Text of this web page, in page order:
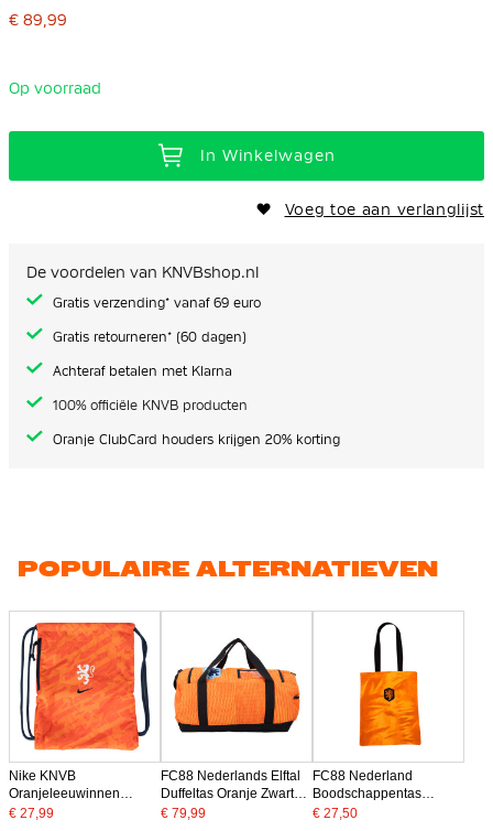
begin
gallerij
€ 89,99
Op voorraad
In Winkelwagen
Voeg toe aan verlanglijst
De voordelen van KNVBshop.nl
Gratis verzending* vanaf 69 euro
Gratis retourneren* (60 dagen)
Achteraf betalen met Klarna
100% officiële KNVB producten
Oranje ClubCard houders krijgen 20% korting
POPULAIRE ALTERNATIEVEN
Nike KNVB
Oranjeleeuwinnen
Heritage Gymtas Oranje
€ 27,99
FC88 Nederlands Elftal
Duffeltas Oranje Zwart
Blauw
€ 79,99
FC88 Nederland
Boodschappentas
Oranje Zwart
€ 27,50